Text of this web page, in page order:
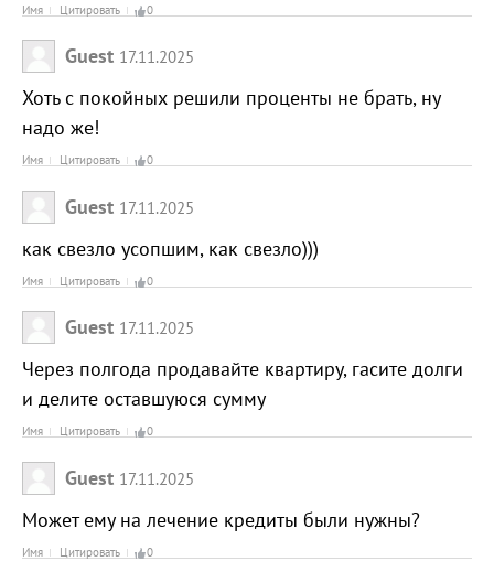
Имя Цитировать 0
Guest 17.11.2025
Хоть с покойных решили проценты не брать, ну
надо же!
Имя Цитировать 0
Guest 17.11.2025
как свезло усопшим, как свезло)))
Имя Цитировать 0
Guest 17.11.2025
Через полгода продавайте квартиру, гасите долги
и делите оставшуюся сумму
Имя Цитировать 0
Guest 17.11.2025
Может ему на лечение кредиты были нужны?
Имя Цитировать 0